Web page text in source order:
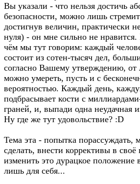
Вы указали - что нельзя достичь
безопасности, можно лишь
достигнув величин, практически
нуля) - он мне сильно не нравится.
чём мы тут говорим: каждый
состоит из сотен-тысяч дел,
согласно Вашему утверждению, от
можно умереть, пусть и с
вероятностью. Каждый день,
подбрасывает кости с
граней, и, выпади одна неудачная
Ну где же тут удовольствие? :D
Тема эта - попытка порассуждать,
сделать, внести коррективы в
изменить это дурацкое положение
лишь для себя...